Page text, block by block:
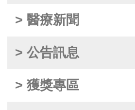
> 醫療新聞
> 公告訊息
> 獲獎專區